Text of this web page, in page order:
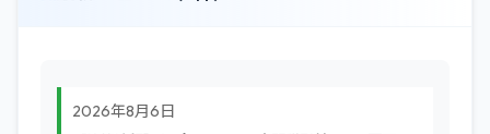
2026年8月6日